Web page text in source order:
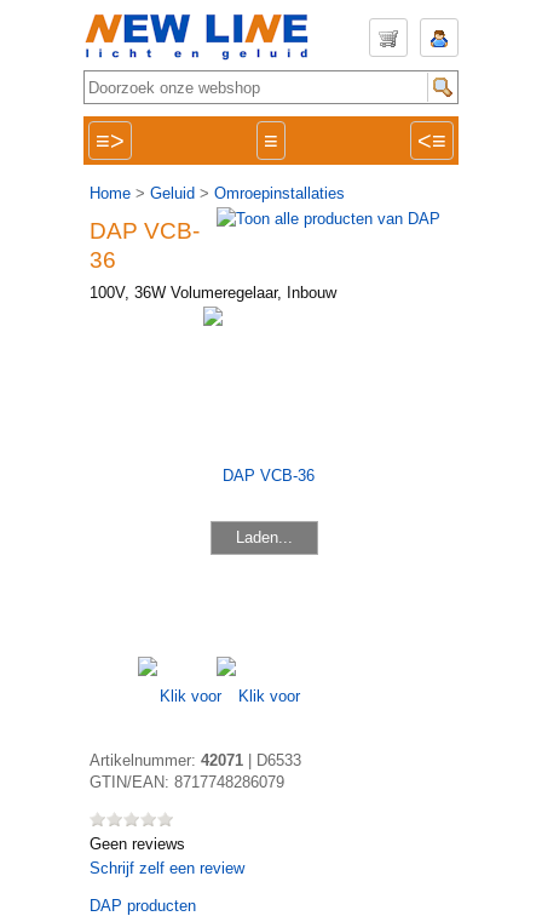
≡> ≡ <≡
Home > Geluid > Omroepinstallaties
DAP VCB-
36
100V, 36W Volumeregelaar, Inbouw
Laden...
Artikelnummer: 42071
D6533
GTIN/EAN: 8717748286079
Geen reviews
Schrijf zelf een review
DAP producten